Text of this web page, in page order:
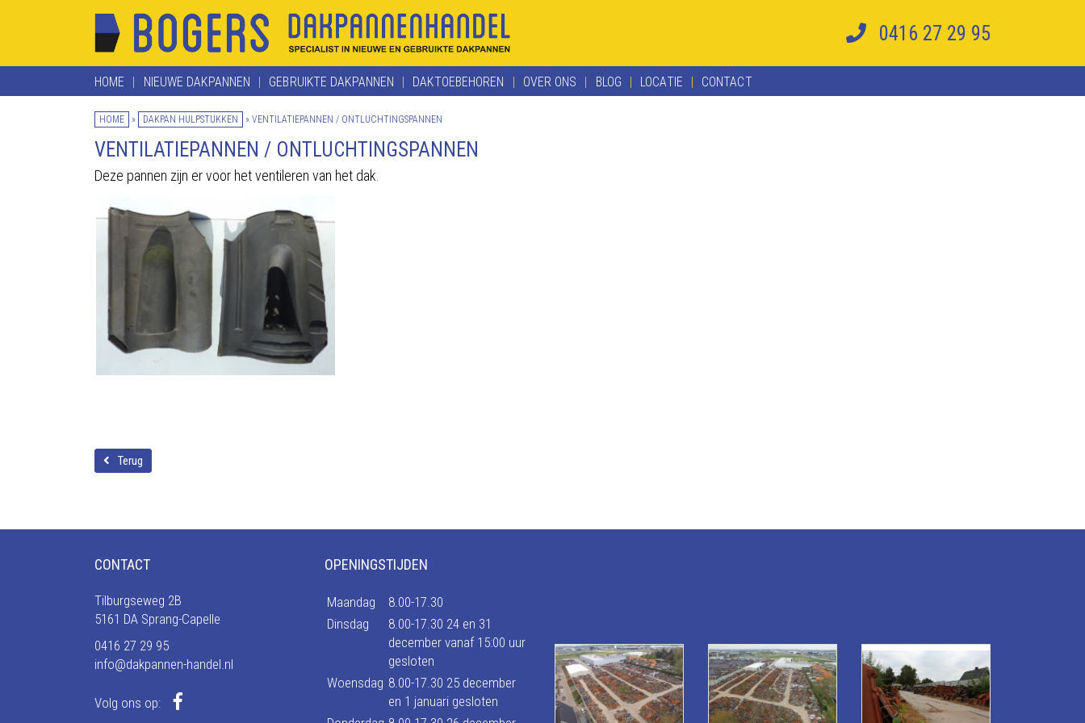
0416 27 29 95
HOME NIEUWE DAKPANNEN GEBRUIKTE DAKPANNEN DAKTOEBEHOREN OVER ONS BLOG LOCATIE CONTACT
HOME » DAKPAN HULPSTUKKEN » VENTILATIEPANNEN / ONTLUCHTINGSPANNEN
VENTILATIEPANNEN / ONTLUCHTINGSPANNEN
Deze pannen zijn er voor het ventileren van het dak.
Terug
CONTACT
Tilburgseweg 2B
5161 DA Sprang-Capelle
0416 27 29 95
info@dakpannen-handel.nl
Volg ons op:
OPENINGSTIJDEN
Maandag
8.00-17.30
Dinsdag
8.00-17.30 24 en 31
december vanaf 15:00 uur
gesloten
Woensdag 8.00-17.30 25 december
en 1 januari gesloten